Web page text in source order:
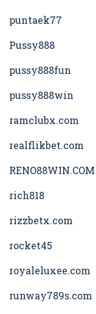
puntaek77
Pussy888
pussy888fun
pussy888win
ramclubx.com
realflikbet.com
RENO88WIN.COM
rich818
rizzbetx.com
rocket45
royaleluxee.com
runway789s.com